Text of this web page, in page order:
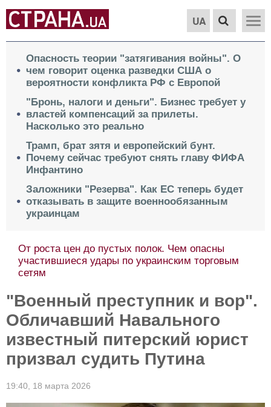
UA
Опасность теории "затягивания войны". О
чем говорит оценка разведки США о
вероятности конфликта РФ с Европой
"Бронь, налоги и деньги". Бизнес требует у
властей компенсаций за прилеты.
Насколько это реально
Трамп, брат зятя и европейский бунт.
Почему сейчас требуют снять главу ФИФА
Инфантино
Заложники "Резерва". Как ЕС теперь будет
отказывать в защите военнообязанным
украинцам
От роста цен до пустых полок. Чем опасны
участившиеся удары по украинским торговым
сетям
"Военный преступник и вор".
Обличавший Навального
известный питерский юрист
призвал судить Путина
19:40, 18 марта 2026